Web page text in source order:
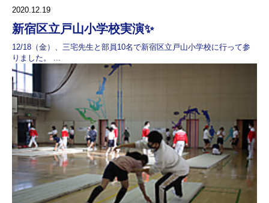
2020.12.19
新宿区立戸山小学校実演✨
12/18（金）、三宅先生と部員10名で新宿区立戸山小学校に行って参
りました。 ...